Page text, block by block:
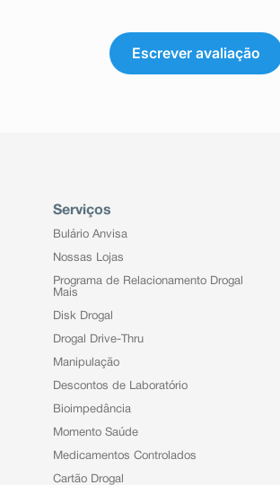
Escrever avaliação
Serviços
Bulário Anvisa
Nossas Lojas
Programa de Relacionamento Drogal
Mais
Disk Drogal
Drogal Drive-Thru
Manipulação
Descontos de Laboratório
Bioimpedância
Momento Saúde
Medicamentos Controlados
Cartão Drogal